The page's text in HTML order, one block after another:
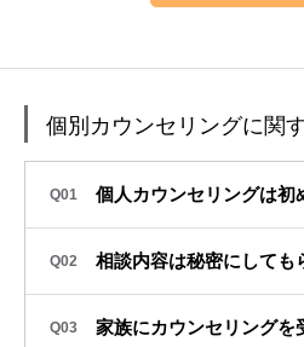
個別カウンセリングに関
Q01 個人カウンセリングは初
Q02 相談内容は秘密にしても
Q03
家族にカウンセリングを
お客さまの
BLOG
会員ペー